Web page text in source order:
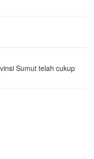
Sumut telah cukup